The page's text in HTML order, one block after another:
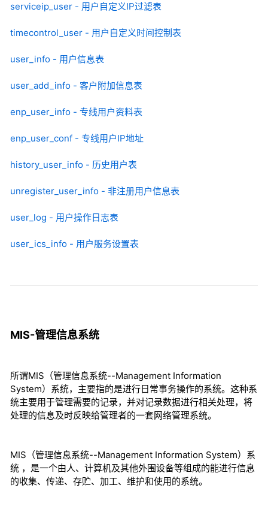
serviceip_user - 用户自定义IP过滤表
timecontrol_user - 用户自定义时间控制表
user_info - 用户信息表
user_add_info - 客户附加信息表
enp_user_info - 专线用户资料表
enp_user_conf - 专线用户IP地址
history_user_info - 历史用户表
unregister_user_info - 非注册用户信息表
user_log - 用户操作日志表
user_ics_info - 用户服务设置表
MIS-管理信息系统
所谓MIS（管理信息系统--Management Information
System）系统，主要指的是进行日常事务操作的系统。这种系
统主要用于管理需要的记录，并对记录数据进行相关处理，将
处理的信息及时反映给管理者的一套网络管理系统。
MIS（管理信息系统--Management Information System）系
统 ，是一个由人、计算机及其他外围设备等组成的能进行信息
的收集、传递、存贮、加工、维护和使用的系统。